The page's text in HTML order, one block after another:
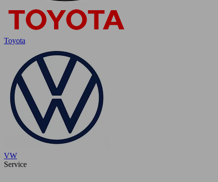
Toyota
VW
Service